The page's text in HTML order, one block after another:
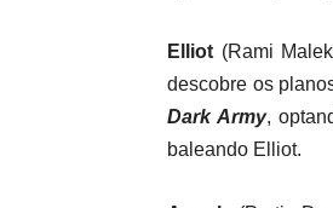
Elliot (Rami
descobre os
Dark Army,
baleando Elliot.